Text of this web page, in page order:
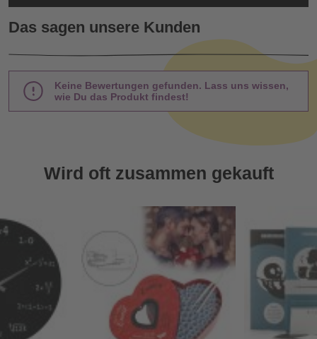
Das sagen unsere Kunden
Keine Bewertungen gefunden. Lass uns wissen,
wie Du das Produkt findest!
Wird oft zusammen gekauft